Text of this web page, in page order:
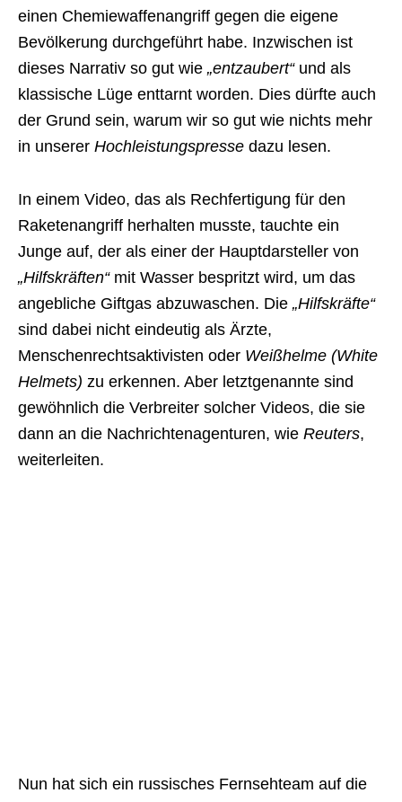
einen Chemiewaffenangriff gegen die eigene
Bevölkerung durchgeführt habe. Inzwischen ist
dieses Narrativ so gut wie „entzaubert“und als
klassische Lüge enttarnt worden. Dies dürfte auch
der Grund sein, warum wir so gut wie nichts mehr
in unserer Hochleistungspresse dazu lesen.
In einem Video, das als Rechfertigung für den
Raketenangriff herhalten musste, tauchte ein
Junge auf, der als einer der Hauptdarsteller von
„Hilfskräften“mit Wasser bespritzt wird, um das
angebliche Giftgas abzuwaschen. Die „Hilfskräfte“
sind dabei nicht eindeutig als Ärzte,
Menschenrechtsaktivisten oder Weißhelme (White
Helmets) zu erkennen. Aber letztgenannte sind
gewöhnlich die Verbreiter solcher Videos, die sie
dann an die Nachrichtenagenturen, wie Reuters,
weiterleiten.
Nun hat sich ein russisches Fernsehteam auf die